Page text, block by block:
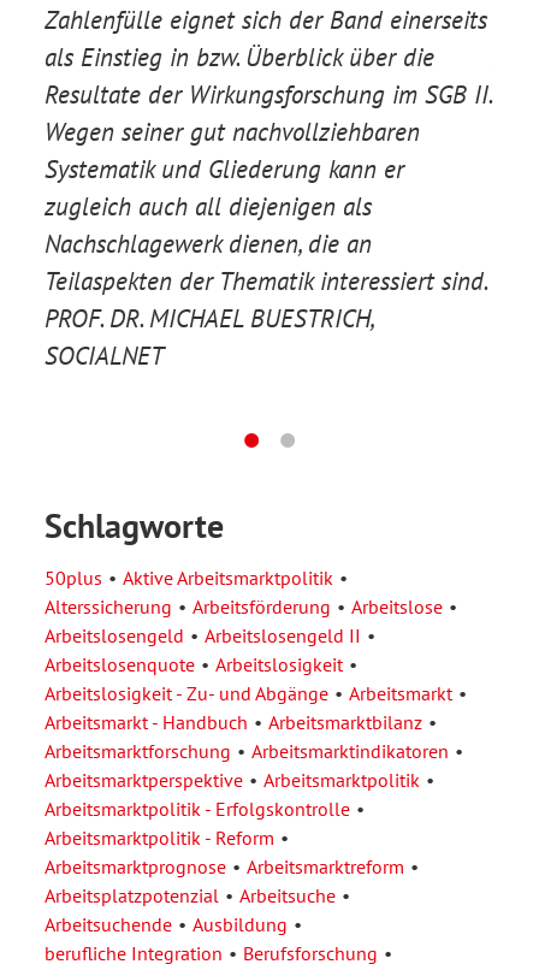
Zahlenfülle eignet sich der Band einerseits
als Einstieg in bzw. Überblick über die
Resultate der Wirkungsforschung im SGB II.
Wegen seiner gut nachvollziehbaren
Systematik und Gliederung kann er
zugleich auch all diejenigen als
Nachschlagewerk dienen, die an
Teilaspekten der Thematik interessiert sind.
PROF. DR. MICHAEL BUESTRICH,
SOCIALNET
Schlagworte
50plus
Aktive Arbeitsmarktpolitik
Alterssicherung
Arbeitsförderung
Arbeitslose
Arbeitslosengeld
Arbeitslosengeld II
Arbeitslosenquote
Arbeitslosigkeit
Arbeitslosigkeit - Zu- und Abgänge
Arbeitsmarkt
Arbeitsmarkt - Handbuch
Arbeitsmarktbilanz
Arbeitsmarktforschung
Arbeitsmarktindikatoren
Arbeitsmarktperspektive
Arbeitsmarktpolitik
Arbeitsmarktpolitik - Erfolgskontrolle
Arbeitsmarktpolitik - Reform
Arbeitsmarktprognose
Arbeitsmarktreform
Arbeitsplatzpotenzial
Arbeitsuche
Arbeitsuchende
Ausbildung
berufliche Integration
Berufsforschung